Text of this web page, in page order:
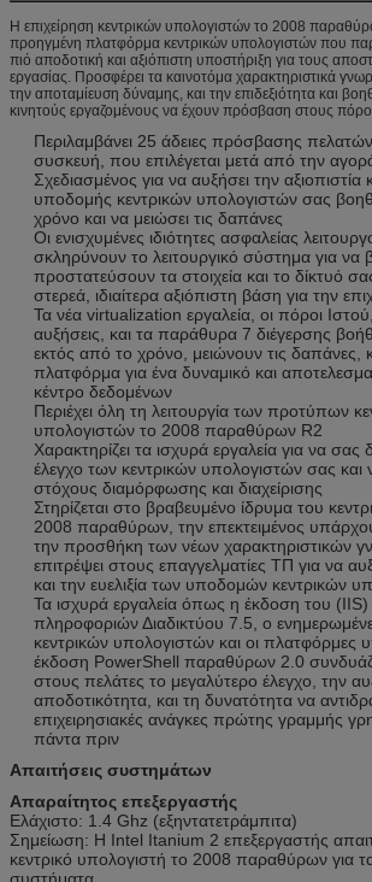
Η επιχείρηση κεντρικών υπολογιστών το 2008
προηγμένη πλατφόρμα κεντρικών υπολογιστών που
πιό αποδοτική και αξιόπιστη υποστήριξη για τους
εργασίας. Προσφέρει τα καινοτόμα χαρακτηριστικά
την αποταμίευση δύναμης, και την επιδεξιότητα και
κινητούς εργαζομένους να έχουν πρόσβαση στους
Περιλαμβάνει 25 άδειες πρόσβασης
συσκευή, που επιλέγεται μετά από την
Σχεδιασμένος για να αυξήσει την αξιοπιστία
υποδομής κεντρικών υπολογιστών σας
χρόνο και να μειώσει τις δαπάνες
Οι ενισχυμένες ιδιότητες ασφαλείας
σκληρύνουν το λειτουργικό σύστημα για
προστατεύσουν τα στοιχεία και το δίκτυό
στερεά, ιδιαίτερα αξιόπιστη βάση για την
Τα νέα virtualization εργαλεία, οι πόροι Ιστού,
αυξήσεις, και τα παράθυρα 7 διέγερσης
εκτός από το χρόνο, μειώνουν τις δαπάνες,
πλατφόρμα για ένα δυναμικό και
κέντρο δεδομένων
Περιέχει όλη τη λειτουργία των προτύπων
υπολογιστών το 2008 παραθύρων R2
Χαρακτηρίζει τα ισχυρά εργαλεία για να σας
έλεγχο των κεντρικών υπολογιστών σας και
στόχους διαμόρφωσης και διαχείρισης
Στηρίζεται στο βραβευμένο ίδρυμα του
2008 παραθύρων, την επεκτειμένος
την προσθήκη των νέων χαρακτηριστικών
επιτρέψει στους επαγγελματίες ΤΠ για να
και την ευελιξία των υποδομών κεντρικών
Τα ισχυρά εργαλεία όπως η έκδοση του
πληροφοριών Διαδικτύου 7.5, ο
κεντρικών υπολογιστών και οι πλατφόρμες
έκδοση PowerShell παραθύρων 2.0
στους πελάτες το μεγαλύτερο έλεγχο, την
αποδοτικότητα, και τη δυνατότητα να
επιχειρησιακές ανάγκες πρώτης γραμμής
πάντα πριν
Απαιτήσεις συστημάτων
Απαραίτητος επεξεργαστής
Ελάχιστο: 1.4 Ghz (εξηντατετράμπιτα)
Σημείωση: Η Intel Itanium 2 επεξεργαστής
κεντρικό υπολογιστή το 2008 παραθύρων για